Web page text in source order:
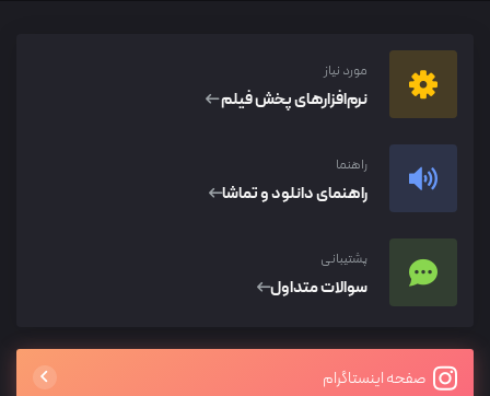
مورد نیاز
نرم‌افزار‌های پخش فیلم
راهنما
راهنمای دانلود و تماشا
پشتیبانی
سوالات متداول
صفحه اینستاگرام